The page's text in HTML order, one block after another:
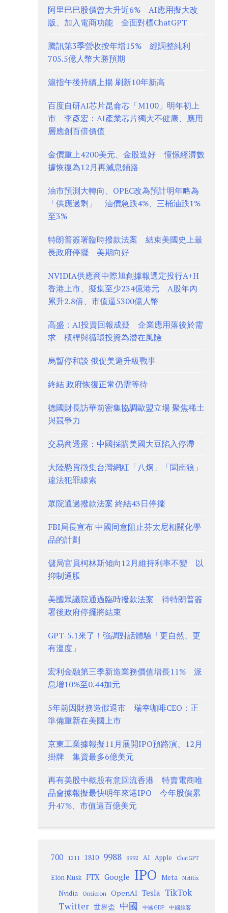
阿里巴巴股價曾大升近6% AI應用擬大改
版、加入電商功能 全面對標ChatGPT
騰訊第3季營收按年增15% 經調整純利
705.5億人幣大勝預期
滬指午後持續上揚 刷新10年新高
百度自研AI芯片昆侖芯「M100」明年初上
市 李彥宏：AI產業芯片獨大不健康、應用
層應創百倍價值
金價重上4200美元、金股造好 憧憬經濟數
據恢復為12月再減息鋪路
油市預測大轉向、OPEC改為預計明年略為
「供應過剩」 油價急跌4%、三桶油跌1%
至3%
特朗普簽署臨時撥款法案 結束美國史上最
長政府停擺 美期向好
NVIDIA供應商中際旭創據報選定投行A+H
香港上市、擬集至少234億港元 A股年內
累升2.8倍、市值逼5300億人幣
高盛：AI投資回報成疑 企業應用落後於需
求 槓桿與循環投資為潛在風險
烏暫停和談 俄促美避升級戰事
終結 政府恢復正常仍需等待
德國財長訪華前密集協調歐盟立場 聚焦稀土
與競爭力
交易商透露：中國採購美國大豆陷入停滯
大陸懸賞徵集台灣網紅「八炯」「閩南狼」
違法犯罪線索
眾院通過撥款法案 終結43日停擺
FBI局長宣布 中國同意阻止芬太尼相關化學
品的計劃
儲局官員柯林斯傾向12月維持利率不變 以
抑制通脹
美國眾議院通過臨時撥款法案 待特朗普簽
署後政府停擺將結束
GPT-5.1來了！強調對話體驗「更自然、更
有溫度」
宏利金融第三季新造業務價值增長11% 派
息增10%至0.44加元
5年前因財務造假退市 瑞幸咖啡CEO：正
準備重新在美國上市
京東工業據報擬11月展開IPO預路演、12月
掛牌 集資最多6億美元
再有美股中概股有意回流香港 特賣電商唯
品會據報擬最快明年來港IPO 今年股價累
升47%、市值逼百億美元
700 1211 1810 9988 9992 AI Apple ChatGPT
Elon Musk FTX Google IPO Meta Netflix
Nvidia Omicron OpenAI Tesla TikTok
Twitter 世界盃 中國 中國GDP 中國旅客